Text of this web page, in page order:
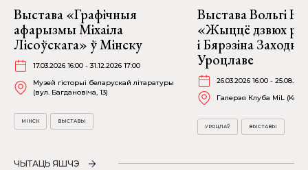
Выстава «Графічныя
афарызмы Міхаіла
Лісоўскага» ў Мінску
17.03.2026 16:00 - 31.12.2026 17:00
Музей гісторыі беларускай літаратуры
(вул. Багдановіча, 13)
МІНСК ВЫСТАВЫ
Выстава Вольгі
«Жыццё дзвюх
і Бярэзіна
Уроцлаве
26.03.2026 16:00 -
Галерэя Клуба MiL
УРОЦЛАЎ ВЫСТАВЫ
ЧЫТАЦЬ ЯШЧЭ